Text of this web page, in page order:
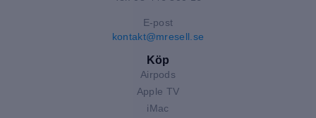
E-post
kontakt@mresell.se
Köp
Airpods
Apple TV
iMac